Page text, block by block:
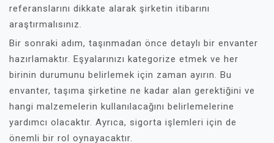
referanslarını dikkate alarak şirketin itibarını
araştırmalısınız.
Bir sonraki adım, taşınmadan önce detaylı bir envanter
hazırlamaktır. Eşyalarınızı kategorize etmek ve her
birinin durumunu belirlemek için zaman ayırın. Bu
envanter, taşıma şirketine ne kadar alan gerektiğini ve
hangi malzemelerin kullanılacağını belirlemelerine
yardımcı olacaktır. Ayrıca, sigorta işlemleri için de
önemli bir rol oynayacaktır.